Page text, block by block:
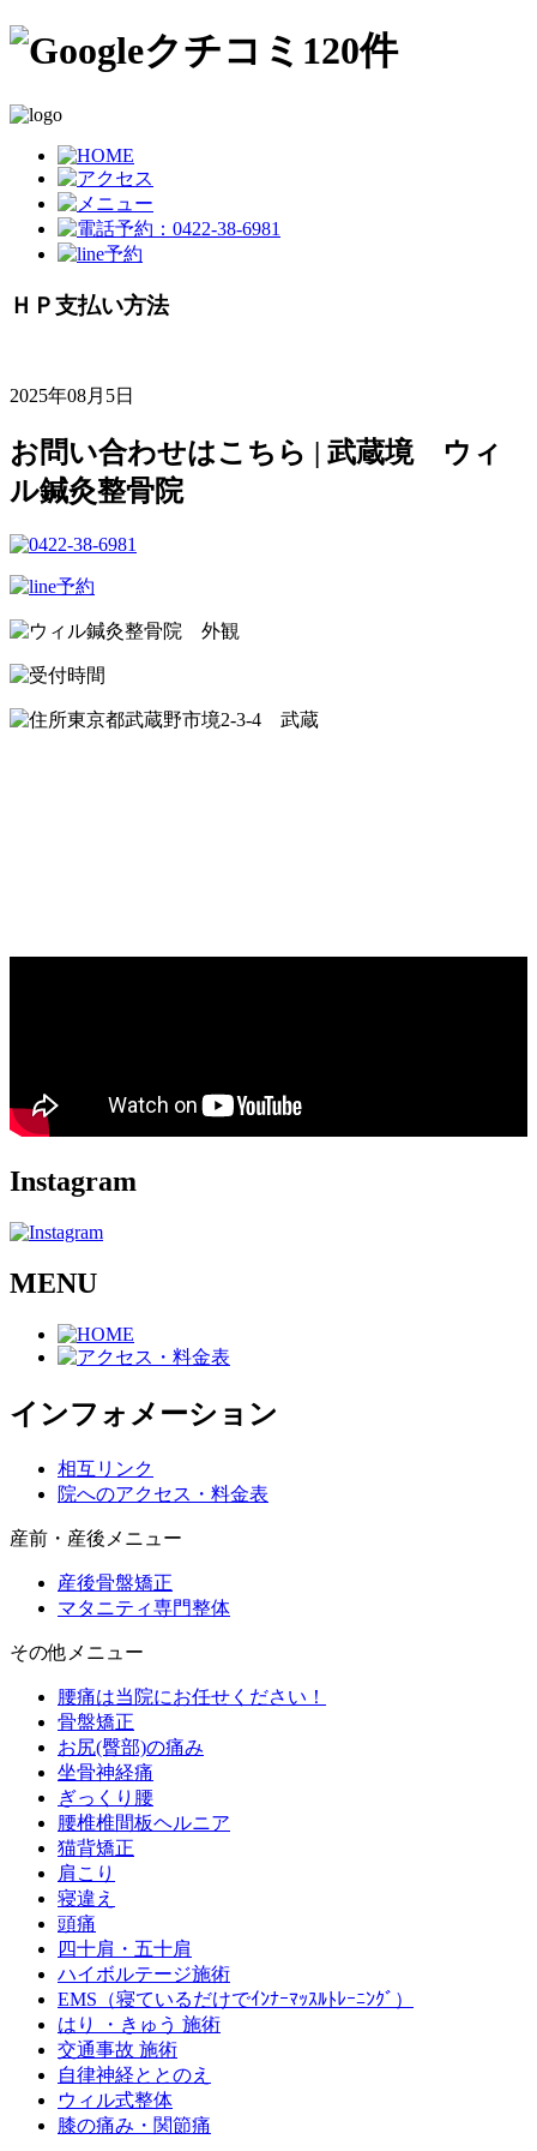
ＨＰ支払い方法
2025年08月5日
お問い合わせはこちら | 武蔵境 ウィ
ル鍼灸整骨院
Instagram
MENU
インフォメーション
相互リンク
院へのアクセス・料金表
産前・産後メニュー
産後骨盤矯正
マタニティ専門整体
その他メニュー
腰痛は当院にお任せください！
骨盤矯正
お尻(臀部)の痛み
坐骨神経痛
ぎっくり腰
腰椎椎間板ヘルニア
猫背矯正
肩こり
寝違え
頭痛
四十肩・五十肩
ハイボルテージ施術
EMS（寝ているだけでｲﾝﾅｰﾏｯｽﾙﾄﾚｰﾆﾝｸﾞ）
はり ・きゅう 施術
交通事故 施術
自律神経ととのえ
ウィル式整体
膝の痛み・関節痛